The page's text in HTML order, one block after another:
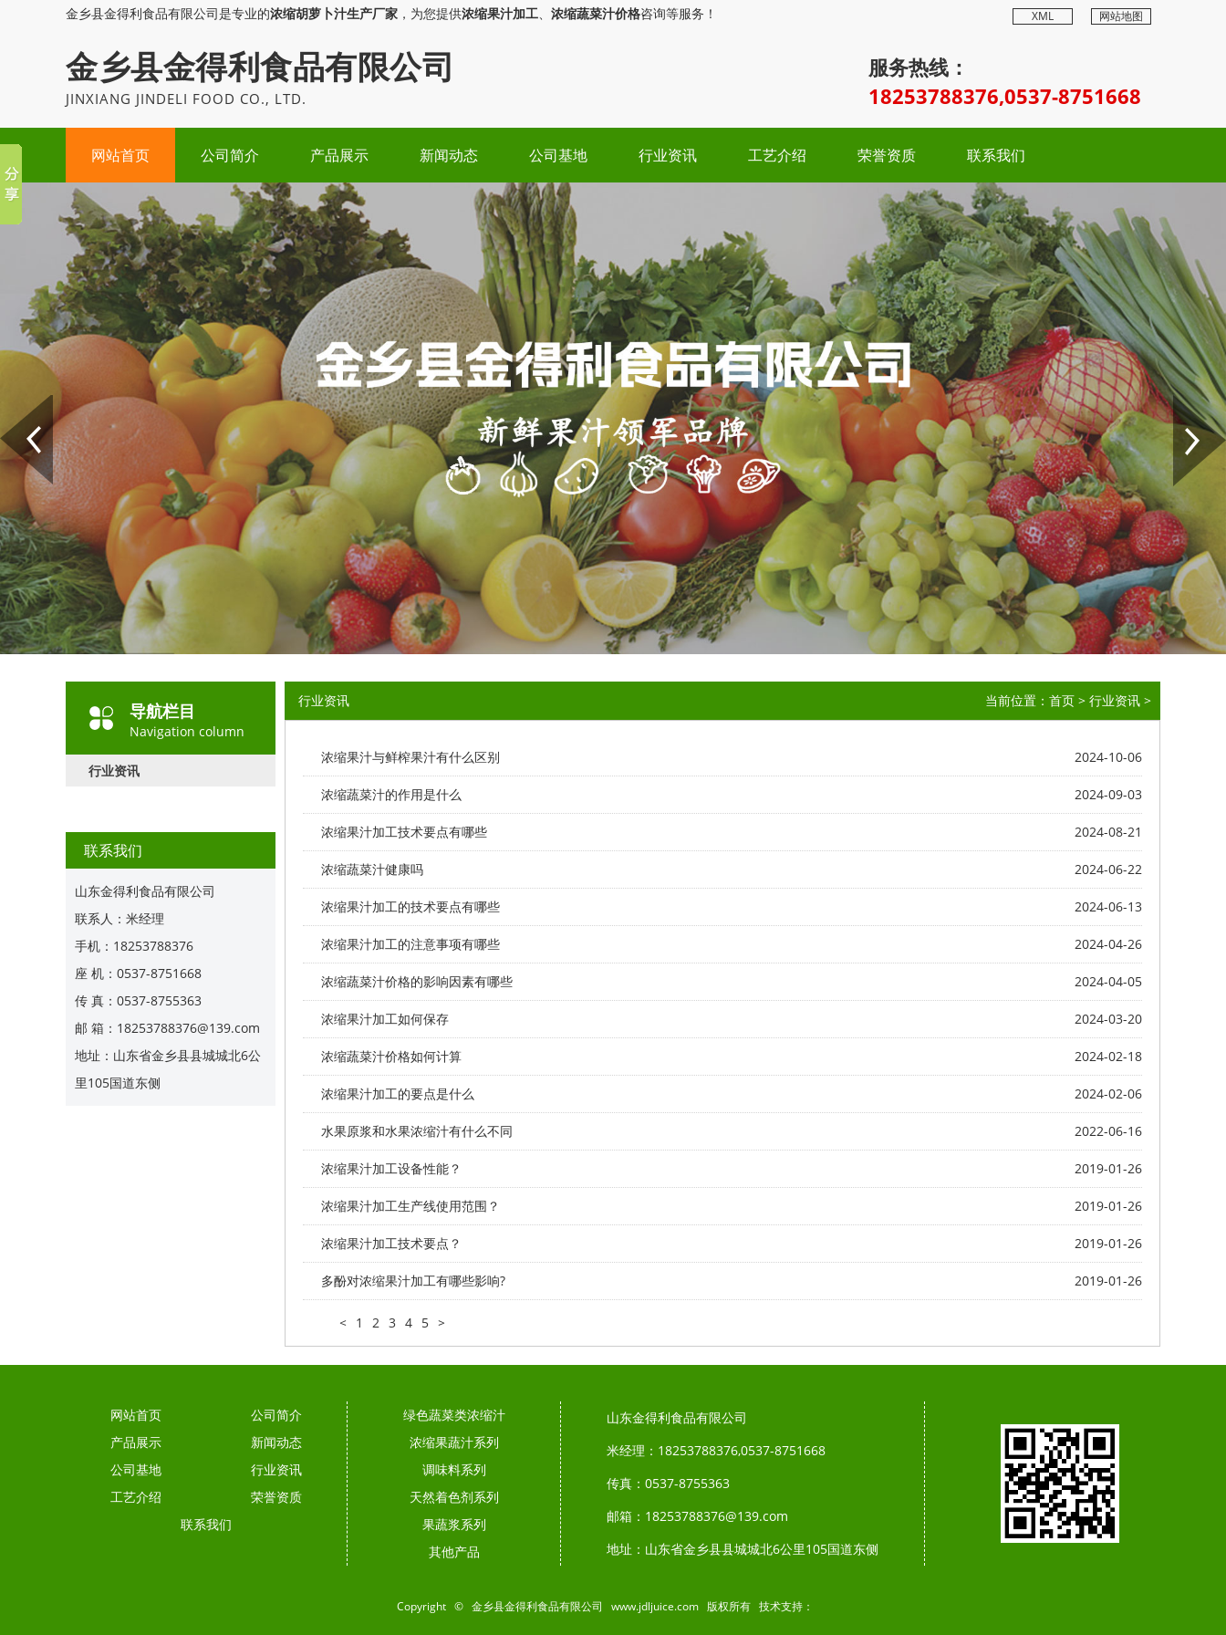
金乡县金得利食品有限公司是专业的浓缩胡萝卜汁生产厂家 ，为您提供浓缩果汁加工、 浓缩蔬菜汁价格咨询等服务！ 网站地图
XML
金乡县金得利食品有限公司
JINXIANG JINDELI FOOD CO., LTD.
服务热线：
18253788376,0537-8751668
网站首页 公司简介 产品展示 新闻动态 公司基地 行业资讯 工艺介绍 荣誉资质 联系我们
Next
导航栏目
Navigation column
行业资讯
联系我们
山东金得利食品有限公司
联系人：米经理
手机：18253788376
座 机：0537-8751668
传 真：0537-8755363
邮 箱：18253788376@139.com
地址：山东省金乡县县城城北6公
里105国道东侧
当前位置： 首页 > 行业资讯 >
行业资讯
2024-10-06
浓缩果汁与鲜榨果汁有什么区别
2024-09-03
浓缩蔬菜汁的作用是什么
2024-08-21
浓缩果汁加工技术要点有哪些
2024-06-22
浓缩蔬菜汁健康吗
2024-06-13
浓缩果汁加工的技术要点有哪些
2024-04-26
浓缩果汁加工的注意事项有哪些
2024-04-05
浓缩蔬菜汁价格的影响因素有哪些
2024-03-20
浓缩果汁加工如何保存
2024-02-18
浓缩蔬菜汁价格如何计算
2024-02-06
浓缩果汁加工的要点是什么
2022-06-16
水果原浆和水果浓缩汁有什么不同
2019-01-26
浓缩果汁加工设备性能？
2019-01-26
浓缩果汁加工生产线使用范围？
2019-01-26
浓缩果汁加工技术要点？
2019-01-26
多酚对浓缩果汁加工有哪些影响?
< 1 2 3 4 5 >
网站首页
公司简介
产品展示
新闻动态
公司基地
行业资讯
工艺介绍
荣誉资质
联系我们
绿色蔬菜类浓缩汁
浓缩果蔬汁系列
调味料系列
天然着色剂系列
果蔬浆系列
其他产品
山东金得利食品有限公司
米经理：18253788376,0537-8751668
传真：0537-8755363
邮箱：18253788376@139.com
地址：山东省金乡县县城城北6公里105国道东侧
Copyright © 金乡县金得利食品有限公司 www.jdljuice.com 版权所有 技术支持：